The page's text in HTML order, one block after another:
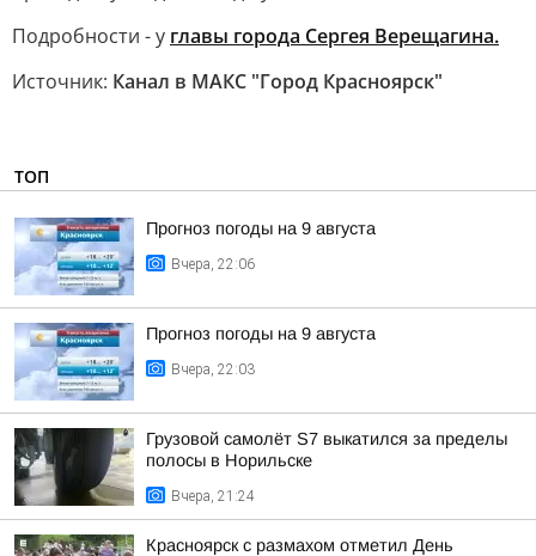
Подробности - у главы города Сергея Верещагина.
Источник: Канал в МАКС "Город Красноярск"
ТОП
Прогноз погоды на 9 августа
Вчера, 22:06
Прогноз погоды на 9 августа
Вчера, 22:03
Грузовой самолёт S7 выкатился за пределы
полосы в Норильске
Вчера, 21:24
Красноярск с размахом отметил День